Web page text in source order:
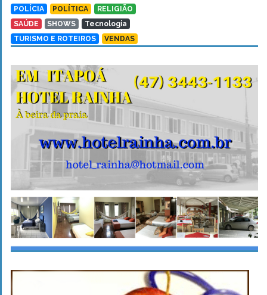
POLÍCIA
POLÍTICA
RELIGIÃO
SAÚDE
SHOWS
Tecnologia
TURISMO E ROTEIROS
VENDAS